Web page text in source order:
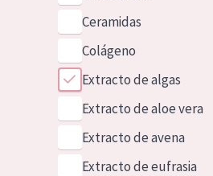
Ceramidas
Colágeno
Extracto de algas
Extracto de aloe vera
Extracto de avena
Extracto de eufrasia